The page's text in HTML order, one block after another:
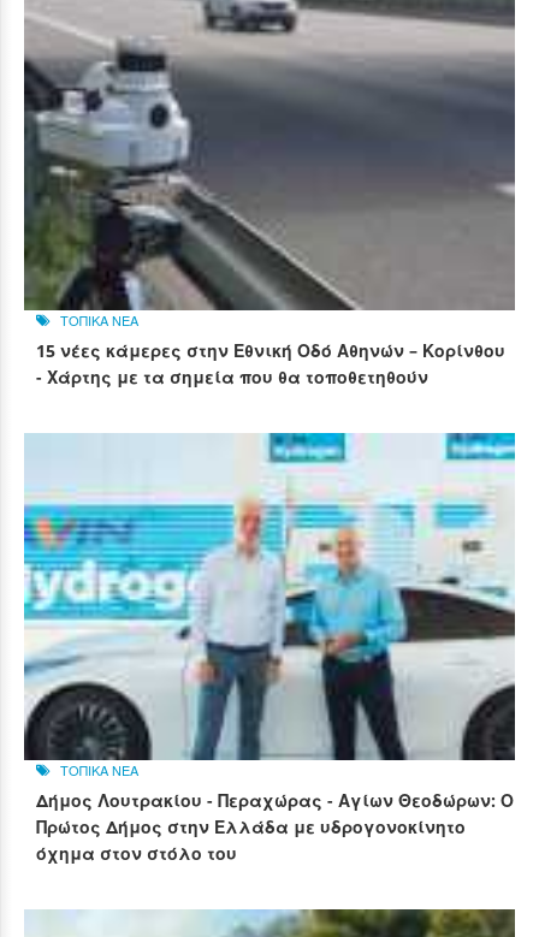
ΤΟΠΙΚΑ ΝΕΑ
15 νέες κάμερες στην Εθνική Οδό Αθηνών – Κορίνθου
- Χάρτης με τα σημεία που θα τοποθετηθούν
ΤΟΠΙΚΑ ΝΕΑ
Δήμος Λουτρακίου - Περαχώρας - Αγίων Θεοδώρων: Ο
Πρώτος Δήμος στην Ελλάδα με υδρογονοκίνητο
όχημα στον στόλο του